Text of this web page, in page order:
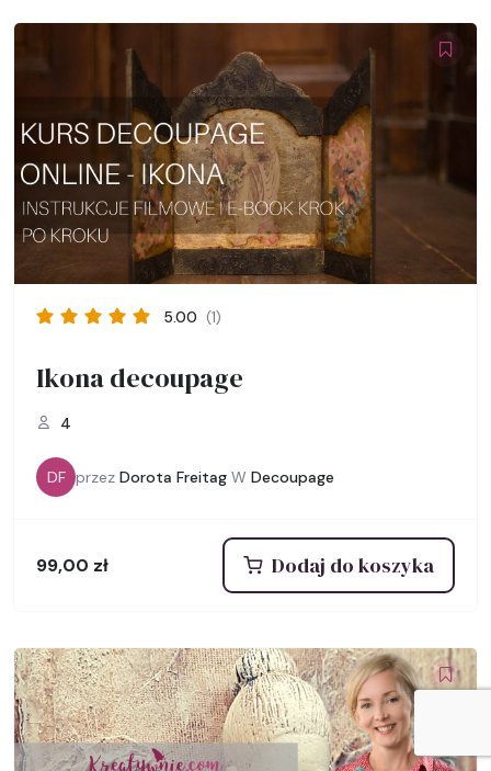
5.00 (1)
Ikona decoupage
4
DF przez Dorota Freitag W Decoupage
99,00 zł Dodaj do koszyka